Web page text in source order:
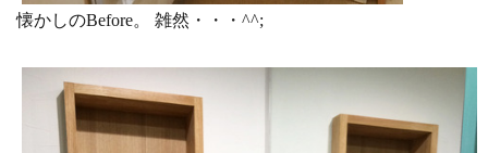
懐かしのBefore。 雑然・・・^^;